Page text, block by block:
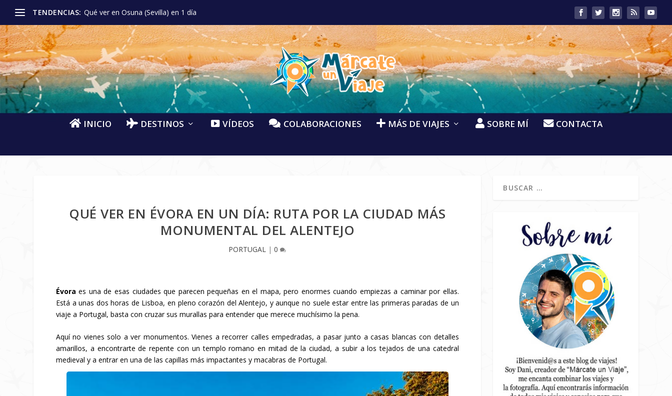
TENDENCIAS: Qué ver en Osuna (Sevilla) en 1 día
INICIO DESTINOS VÍDEOS COLABORACIONES MÁS DE VIAJES SOBRE MÍ CONTACTA
QUÉ VER EN ÉVORA EN UN DÍA: RUTA POR LA CIUDAD MÁS
MONUMENTAL DEL ALENTEJO
PORTUGAL |0
Évora es una de esas ciudades que parecen pequeñas en el mapa, pero enormes cuando empiezas a caminar por ellas.
Está a unas dos horas de Lisboa, en pleno corazón del Alentejo, y aunque no suele estar entre las primeras paradas de un
viaje a Portugal, basta con cruzar sus murallas para entender que merece muchísimo la pena.
Aquí no vienes solo a ver monumentos. Vienes a recorrer calles empedradas, a pasar junto a casas blancas con detalles
amarillos, a encontrarte de repente con un templo romano en mitad de la ciudad, a subir a los tejados de una catedral
medieval y a entrar en una de las capillas más impactantes y macabras de Portugal.